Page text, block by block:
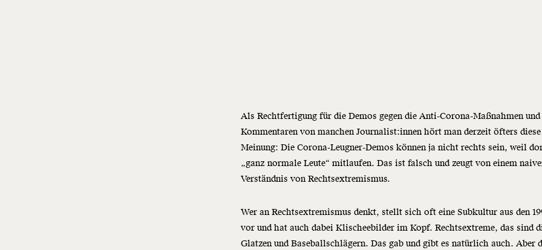
Als Rechtfertigung für die Demos gegen die Anti-Corona-Maßnahmen
Kommentaren von manchen Journalist:innen hört man derzeit öfters diese
Meinung: Die Corona-Leugner-Demos können ja nicht rechts sein, weil
„ganz normale Leute“ mitlaufen. Das ist falsch und zeugt von einem
Verständnis von Rechtsextremismus.
Wer an Rechtsextremismus denkt, stellt sich oft eine Subkultur aus den
vor und hat auch dabei Klischeebilder im Kopf. Rechtsextreme, das sind
Glatzen und Baseballschlägern. Das gab und gibt es natürlich auch. Aber